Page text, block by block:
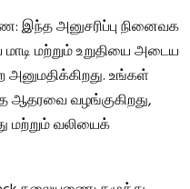
அனுசரிப்பு நினைவக
மற்றும் உறுதியை அடைய
உங்கள்
ஆதரவை வழங்குகிறது,
மற்றும் வலியைக்